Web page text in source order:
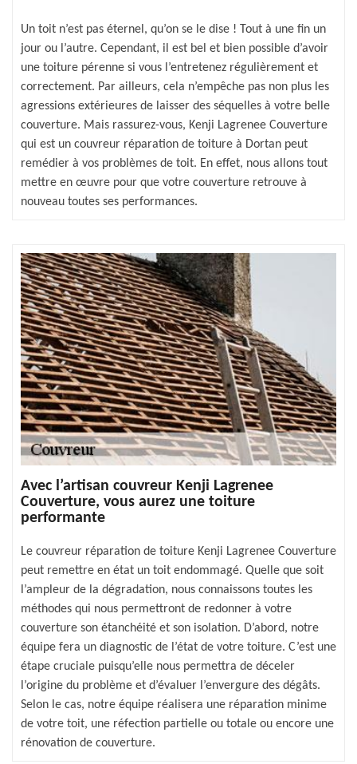
Un toit n’est pas éternel, qu’on se le dise ! Tout à une fin un
jour ou l’autre. Cependant, il est bel et bien possible d’avoir
une toiture pérenne si vous l’entretenez régulièrement et
correctement. Par ailleurs, cela n’empêche pas non plus les
agressions extérieures de laisser des séquelles à votre belle
couverture. Mais rassurez-vous, Kenji Lagrenee Couverture
qui est un couvreur réparation de toiture à Dortan peut
remédier à vos problèmes de toit. En effet, nous allons tout
mettre en œuvre pour que votre couverture retrouve à
nouveau toutes ses performances.
Avec l’artisan couvreur Kenji Lagrenee
Couverture, vous aurez une toiture
performante
Le couvreur réparation de toiture Kenji Lagrenee Couverture
peut remettre en état un toit endommagé. Quelle que soit
l’ampleur de la dégradation, nous connaissons toutes les
méthodes qui nous permettront de redonner à votre
couverture son étanchéité et son isolation. D’abord, notre
équipe fera un diagnostic de l’état de votre toiture. C’est une
étape cruciale puisqu’elle nous permettra de déceler
l’origine du problème et d’évaluer l’envergure des dégâts.
Selon le cas, notre équipe réalisera une réparation minime
de votre toit, une réfection partielle ou totale ou encore une
rénovation de couverture.